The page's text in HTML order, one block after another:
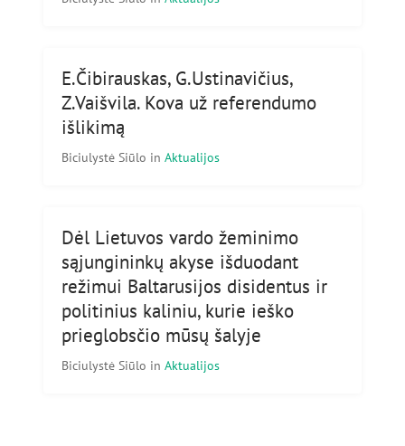
E.Čibirauskas, G.Ustinavičius,
Z.Vaišvila. Kova už referendumo
išlikimą
Biciulystė Siūlo in Aktualijos
Dėl Lietuvos vardo žeminimo
sąjungininkų akyse išduodant
režimui Baltarusijos disidentus ir
politinius kaliniu, kurie ieško
prieglobsčio mūsų šalyje
Biciulystė Siūlo in Aktualijos